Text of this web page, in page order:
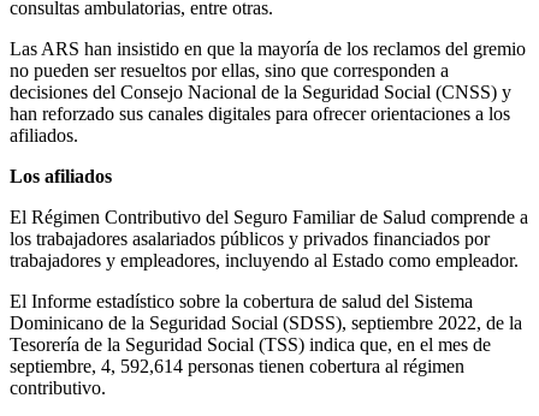
consultas ambulatorias, entre otras.
Las ARS han insistido en que la mayoría de los reclamos del gremio
no pueden ser resueltos por ellas, sino que corresponden a
decisiones del Consejo Nacional de la Seguridad Social (CNSS) y
han reforzado sus canales digitales para ofrecer orientaciones a los
afiliados.
Los afiliados
El Régimen Contributivo del Seguro Familiar de Salud comprende a
los trabajadores asalariados públicos y privados financiados por
trabajadores y empleadores, incluyendo al Estado como empleador.
El Informe estadístico sobre la cobertura de salud del Sistema
Dominicano de la Seguridad Social (SDSS), septiembre 2022, de la
Tesorería de la Seguridad Social (TSS) indica que, en el mes de
septiembre, 4, 592,614 personas tienen cobertura al régimen
contributivo.